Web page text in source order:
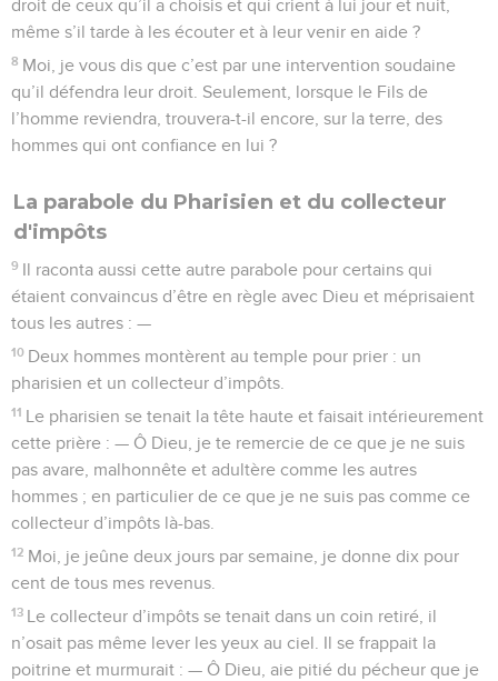
droit de ceux qu’il a choisis et qui crient à lui jour et nuit,
même s’il tarde à les écouter et à leur venir en aide ?
8 Moi, je vous dis que c’est par une intervention soudaine
qu’il défendra leur droit. Seulement, lorsque le Fils de
l’homme reviendra, trouvera-t-il encore, sur la terre, des
hommes qui ont confiance en lui ?
La parabole du Pharisien et du collecteur
d'impôts
9 Il raconta aussi cette autre parabole pour certains qui
étaient convaincus d’être en règle avec Dieu et méprisaient
tous les autres : —
10 Deux hommes montèrent au temple pour prier : un
pharisien et un collecteur d’impôts.
11 Le pharisien se tenait la tête haute et faisait intérieurement
cette prière : — Ô Dieu, je te remercie de ce que je ne suis
pas avare, malhonnête et adultère comme les autres
hommes ; en particulier de ce que je ne suis pas comme ce
collecteur d’impôts là-bas.
12 Moi, je jeûne deux jours par semaine, je donne dix pour
cent de tous mes revenus.
13 Le collecteur d’impôts se tenait dans un coin retiré, il
n’osait pas même lever les yeux au ciel. Il se frappait la
poitrine et murmurait : — Ô Dieu, aie pitié du pécheur que je